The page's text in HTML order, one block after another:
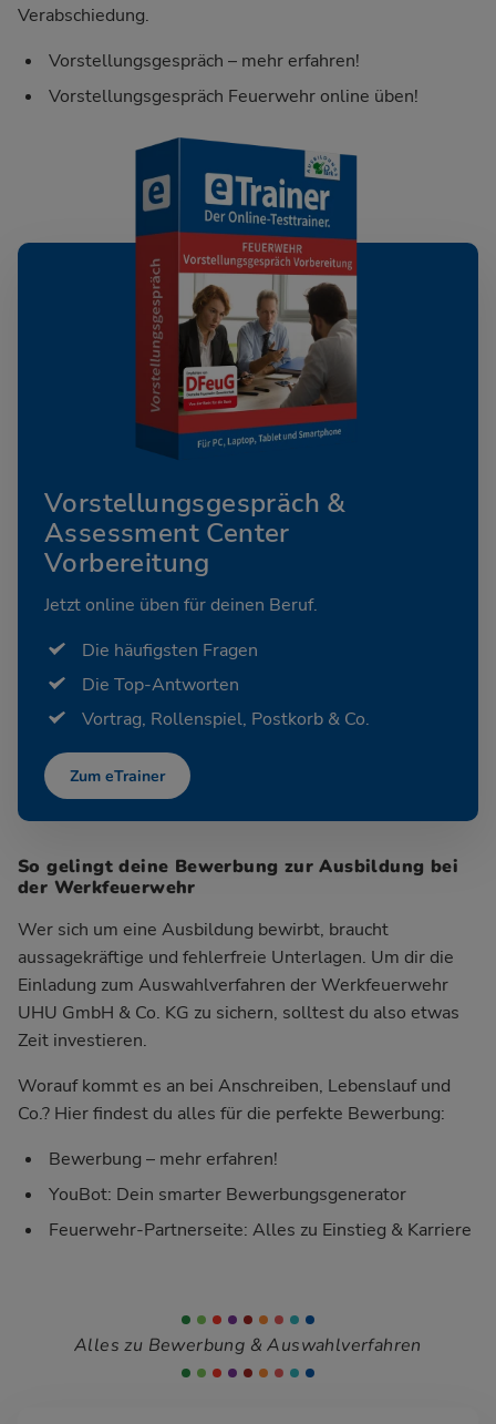
Verabschiedung.
Vorstellungsgespräch – mehr erfahren!
Vorstellungsgespräch Feuerwehr online üben!
Vorstellungsgespräch &
Assessment Center
Vorbereitung
Jetzt online üben für deinen Beruf.
Die häufigsten Fragen
Die Top-Antworten
Vortrag, Rollenspiel, Postkorb & Co.
Zum eTrainer
So gelingt deine Bewerbung zur Ausbildung bei
der Werkfeuerwehr
Wer sich um eine Ausbildung bewirbt, braucht
aussagekräftige und fehlerfreie Unterlagen. Um dir die
Einladung zum Auswahlverfahren der Werkfeuerwehr
UHU GmbH & Co. KG zu sichern, solltest du also etwas
Zeit investieren.
Worauf kommt es an bei Anschreiben, Lebenslauf und
Co.? Hier findest du alles für die perfekte Bewerbung:
Bewerbung – mehr erfahren!
YouBot: Dein smarter Bewerbungsgenerator
Feuerwehr-Partnerseite: Alles zu Einstieg & Karriere
Alles zu Bewerbung & Auswahlverfahren